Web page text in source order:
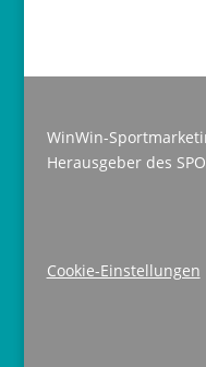
WinWin-
Herausgeber des
Cookie-Einstellungen